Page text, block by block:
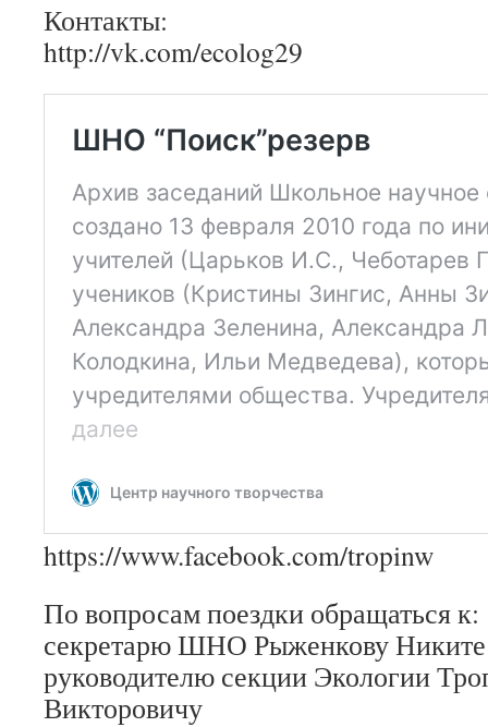
Контакты:
http://vk.com/ecolog29
https://www.facebook.com/tropinw
По вопросам поездки обращаться к:
секретарю ШНО Рыженкову Никите
руководителю секции Экологии
Викторовичу